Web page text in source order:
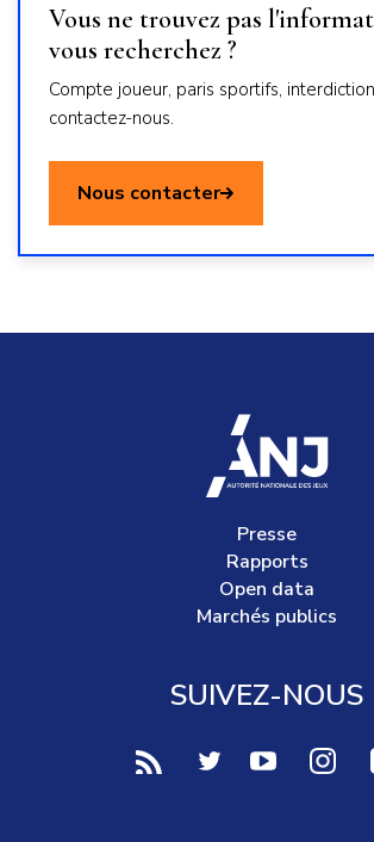
Vous ne trouvez pas
vous recherchez ?
Compte joueur, paris sportifs,
contactez-nous.
Nous contacter
accueil
Presse
Rapports
Open data
Marchés publics
SUIVEZ-NOUS
voir notre page rss
voir notre page
voir notre